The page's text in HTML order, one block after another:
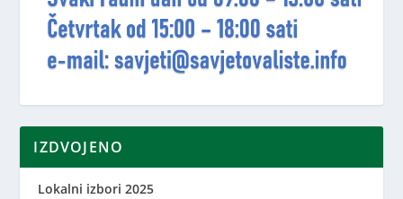
IZDVOJENO
Lokalni izbori 2025